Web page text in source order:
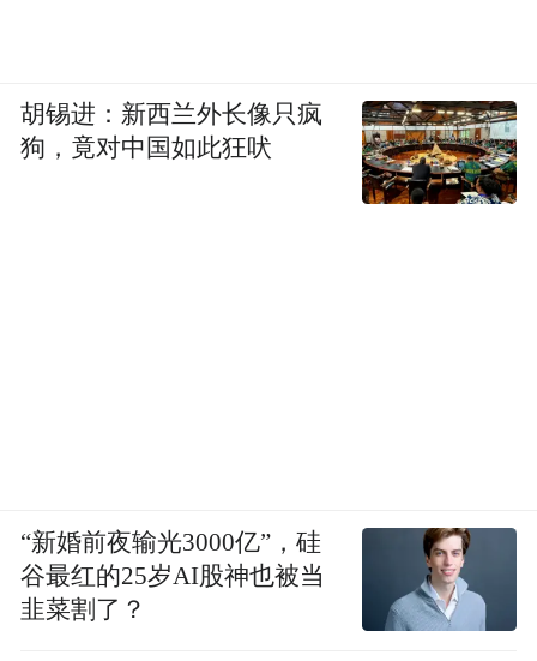
胡锡进：新西兰外长像只疯
狗，竟对中国如此狂吠
“新婚前夜输光3000亿”，硅
谷最红的25岁AI股神也被当
韭菜割了？